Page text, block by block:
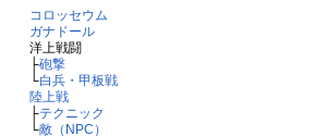
コロッセウム
ガナドール
洋上戦闘
├砲撃
└白兵・甲板戦
陸上戦
├テクニック
└敵（NPC）